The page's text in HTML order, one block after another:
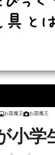
お題魔王 お題魔王
小学